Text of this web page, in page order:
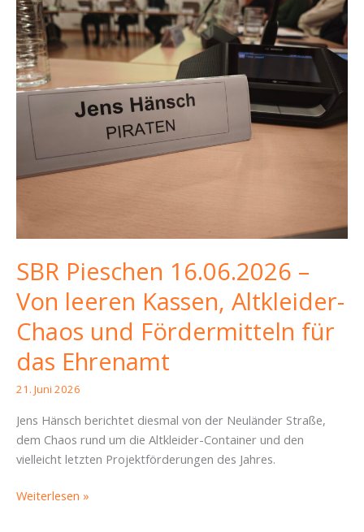
SBR Pieschen 16.06.2026 –
Von leeren Kassen, Altkleider-
Chaos und Fördermitteln für
das Ehrenamt
21. Juni 2026
Jens Hänsch berichtet diesmal von der Neuländer Straße,
dem Chaos rund um die Altkleider-Container und den
vielleicht letzten Projektförderungen des Jahres.
SBR
Weiterlesen »